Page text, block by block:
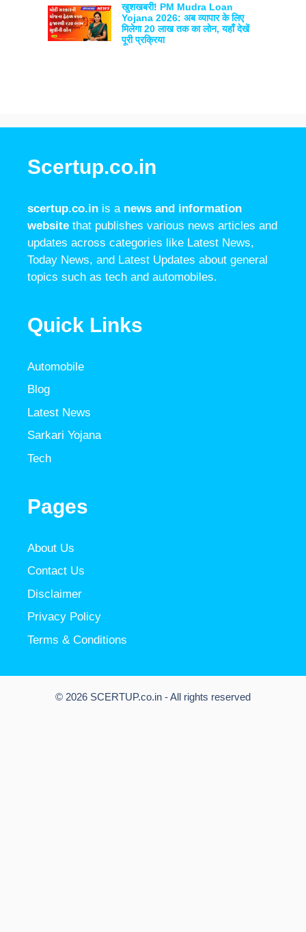
खुशखबरी! PM Mudra Loan
Yojana 2026: अब व्यापार के लिए
मिलेगा 20 लाख तक का लोन, यहाँ देखें
पूरी प्रक्रिया
Scertup.co.in
scertup.co.in is a news and information
website that publishes various news articles and
updates across categories like Latest News,
Today News, and Latest Updates about general
topics such as tech and automobiles.
Quick Links
Automobile
Blog
Latest News
Sarkari Yojana
Tech
Pages
About Us
Contact Us
Disclaimer
Privacy Policy
Terms & Conditions
© 2026 SCERTUP.co.in - All rights reserved